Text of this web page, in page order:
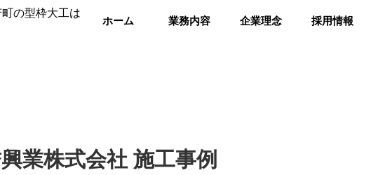
ホーム 業務内容 企業理念 採用情報
業株式会社 施工事例